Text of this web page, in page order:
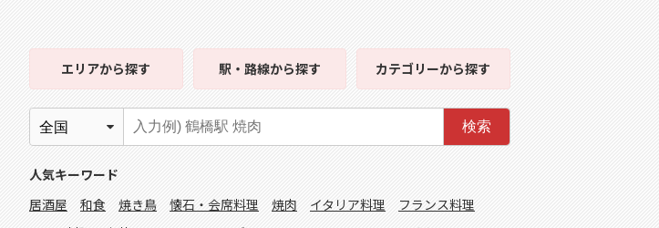
エリアから探す 駅・路線から探す カテゴリーから探す
検索
人気キーワード
居酒屋
和食 焼き鳥 懐石・会席料理 焼肉 イタリア料理
フランス料理